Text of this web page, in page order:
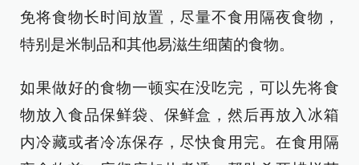
免将食物长时间放置，尽量不食用隔夜食物，
特别是米制品和其他易滋生细菌的食物。
如果做好的食物一顿实在没吃完，可以先将食
物放入食品保鲜袋、保鲜盒，然后再放入冰箱
内冷藏或者冷冻保存，尽快食用完。在食用隔